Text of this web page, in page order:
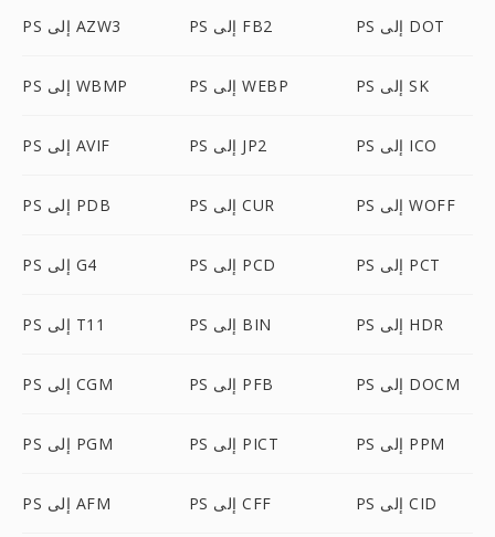
PS إلى AZW3 PS إلى FB2 PS إلى DOT
PS إلى WBMP PS إلى WEBP PS إلى SK
PS إلى AVIF PS إلى JP2 PS إلى ICO
PS إلى PDB PS إلى CUR PS إلى WOFF
PS إلى G4 PS إلى PCD PS إلى PCT
PS إلى T11 PS إلى BIN PS إلى HDR
PS إلى CGM PS إلى PFB PS إلى DOCM
PS إلى PGM PS إلى PICT PS إلى PPM
PS إلى AFM PS إلى CFF PS إلى CID